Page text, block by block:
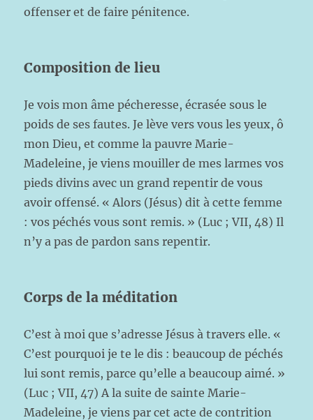
offenser et de faire pénitence.
Composition de lieu
Je vois mon âme pécheresse, écrasée sous le
poids de ses fautes. Je lève vers vous les yeux, ô
mon Dieu, et comme la pauvre Marie-
Madeleine, je viens mouiller de mes larmes vos
pieds divins avec un grand repentir de vous
avoir offensé. « Alors (Jésus) dit à cette femme
: vos péchés vous sont remis. » (Luc ; VII, 48) Il
n’y a pas de pardon sans repentir.
Corps de la méditation
C’est à moi que s’adresse Jésus à travers elle. «
C’est pourquoi je te le dis : beaucoup de péchés
lui sont remis, parce qu’elle a beaucoup aimé. »
(Luc ; VII, 47) A la suite de sainte Marie-
Madeleine, je viens par cet acte de contrition